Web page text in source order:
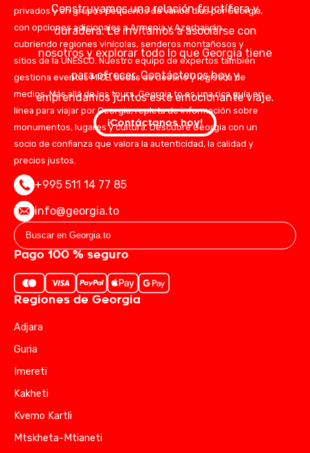
Construyamos una relación fructífera y
duradera. Le invitamos a asociarse con
nosotros y explorar todo lo que Georgia tiene
para ofrecer. Contáctenos hoy y
emprendamos juntos este emocionante viaje.
¡Contáctanos hoy!
privados y en grupos pequeños de varios días por Georgia,
con opciones adicionales a Armenia y Azerbaiyán,
cubriendo regiones vinícolas, senderos montañosos y
sitios de la UNESCO. Nuestro equipo de expertos también
gestiona eventos MICE, bodas de destino y logística de
medios. Más allá de los tours, Georgia.to es una rica guía en
línea para viajar por Georgia, repleta de información sobre
monumentos, lugares y cultura. Descubre Georgia con un
socio de confianza que valora la autenticidad, la calidad y
precios justos.
+995 511 14 77 85
info@georgia.to
Pago 100 % seguro
Regiones de Georgia
Adjara
Guria
Imereti
Kakheti
Kvemo Kartli
Mtskheta-Mtianeti